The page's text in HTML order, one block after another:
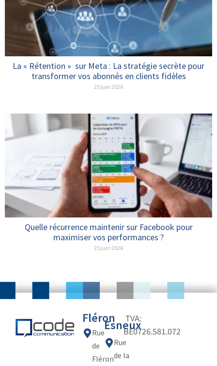
La « Rétention » sur Meta : La stratégie secrète pour
transformer vos abonnés en clients fidèles
25 juin 2026
Quelle récurrence maintenir sur Facebook pour
maximiser vos performances ?
25 juin 2026
Fléron
Rue
de
Fléron
Esneux
Rue
de la
TVA:
BE0726.581.072